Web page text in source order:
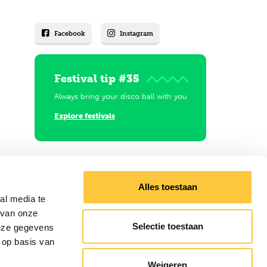
media te
onze
gegevens
basis van
Alles toestaan
Selectie toestaan
Weigeren
Facebook Instagram
Festival tip #35
Always bring your disco ball with you
Explore festivals